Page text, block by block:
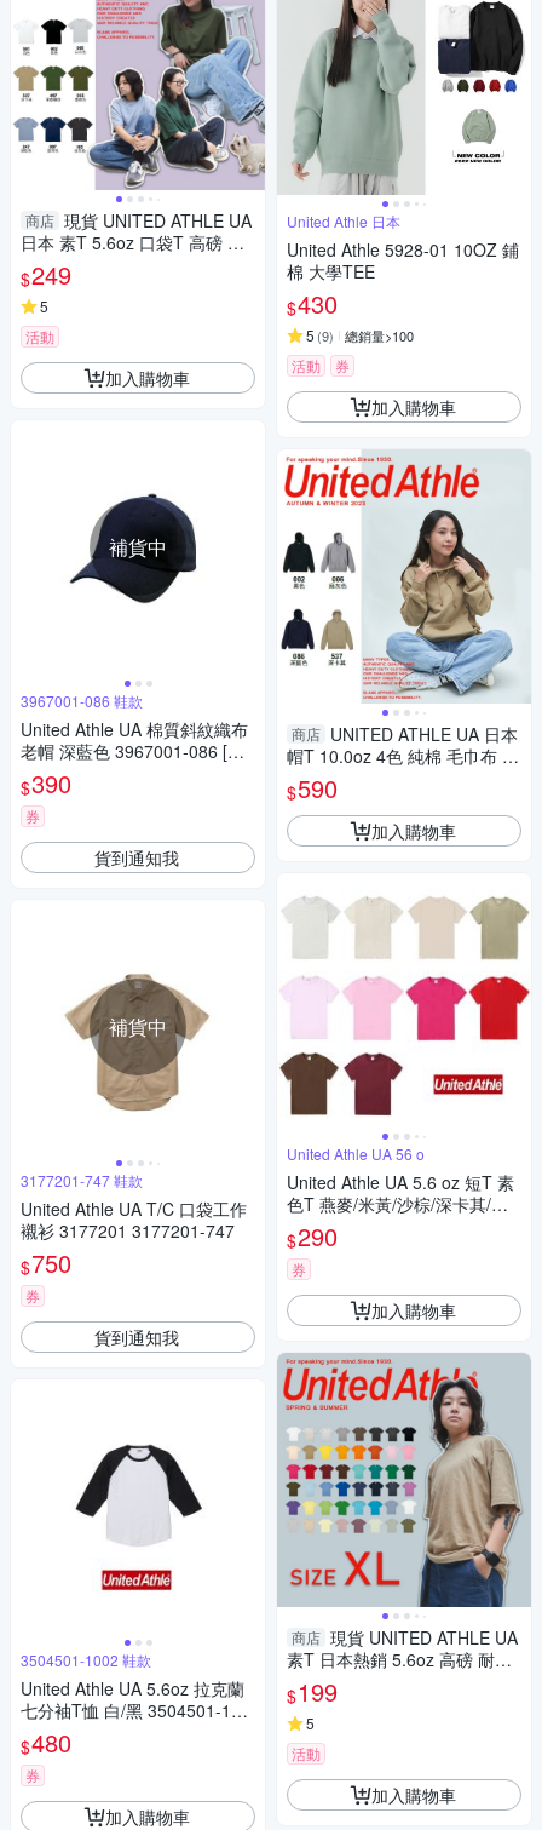
商店 現貨 UNITED ATHLE UA
日本 素T 5.6oz 口袋T 高磅 短T
男女 3500601-
$249
5
活動
加入購物車
補貨中
3967001-086 鞋款
United Athle UA 棉質斜紋織布
老帽 深藍色 3967001-086 [台
灣現貨]
$390
券
貨到通知我
補貨中
3177201-747 鞋款
United Athle UA T/C 口袋工作
襯衫 3177201 3177201-747
$750
券
貨到通知我
3504501-1002 鞋款
United Athle UA 5.6oz 拉克蘭
七分袖T恤 白/黑 3504501-100
$480
券
加入購物車
United Athle 日本
United Athle 5928-01 10OZ 鋪
棉 大學TEE
$430
5 (9) 總銷量>100
活動 券
加入購物車
商店 UNITED ATHLE UA 日本
帽T 10.0oz 4色 純棉 毛巾布 男
女 3521401-
$590
加入購物車
United Athle UA 56 o
United Athle UA 5.6 oz 短T 素
色T 燕麥/米黃/沙棕/深卡其/深
咖/淺粉/粉紅/桃紅/紅/酒紅
$290
券
加入購物車
商店 現貨 UNITED ATHLE UA
素T 日本熱銷 5.6oz 高磅 耐洗
多色 百搭 短T 男女 3500101-
XL號賣場
$199
5
活動
加入購物車